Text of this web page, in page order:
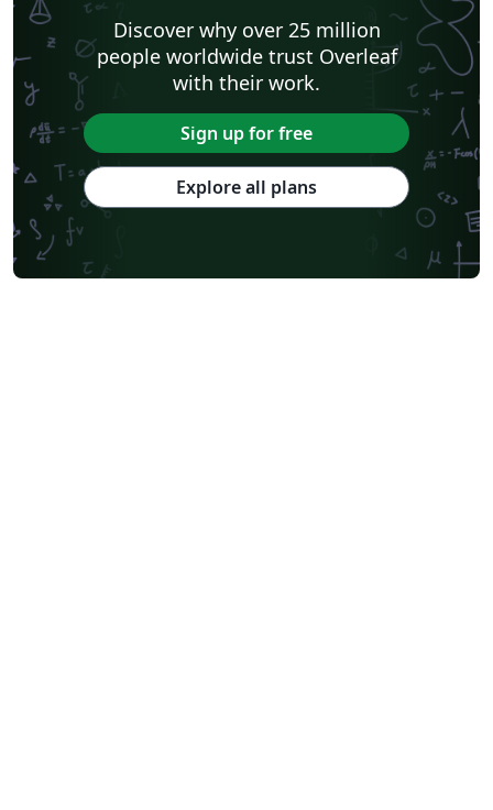
Discover why over 25 million
people worldwide trust Overleaf
with their work.
Sign up for free
Explore all plans